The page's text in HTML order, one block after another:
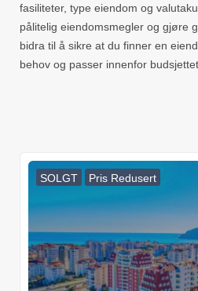
fasiliteter, type eiendom og
pålitelig eiendomsmegler og gjøre
bidra til å sikre at du finner en
behov og passer innenfor
SOLGT Pris Redusert